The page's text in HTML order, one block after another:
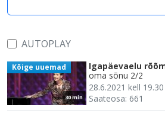
AUTOPLAY
30 min
Kõige uuemad Igapäevaelu
oma sõnu 2/2
28.6.2021 kell 19.30
Saateosa: 661